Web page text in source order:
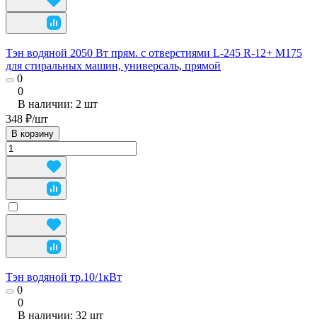
Тэн водяной 2050 Вт прям. с отверстиями L-245 R-12+ M175
для стиральных машин, универсаль, прямой
0
0
В наличии: 2 шт
348 ₽/шт
В корзину
Тэн водяной тр.10/1кВт
0
0
В наличии: 32 шт